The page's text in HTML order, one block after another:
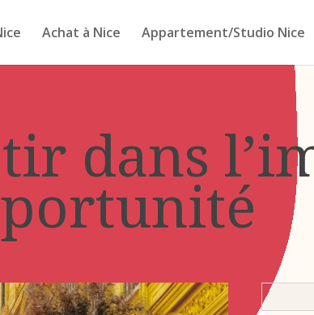
Achat à Nice Appartement/Studio Nice
dans